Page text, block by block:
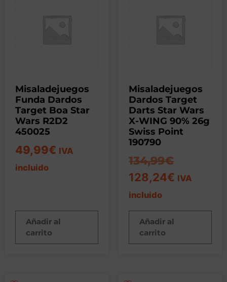
Misaladejuegos
Funda Dardos
Target Boa Star
Wars R2D2
450025
49,99€ IVA
incluido
Añadir al
carrito
Misaladejuegos
Dardos Target
Darts Star Wars
X-WING 90% 26g
Swiss Point
190790
134,99€
128,24€ IVA
incluido
Añadir al
carrito